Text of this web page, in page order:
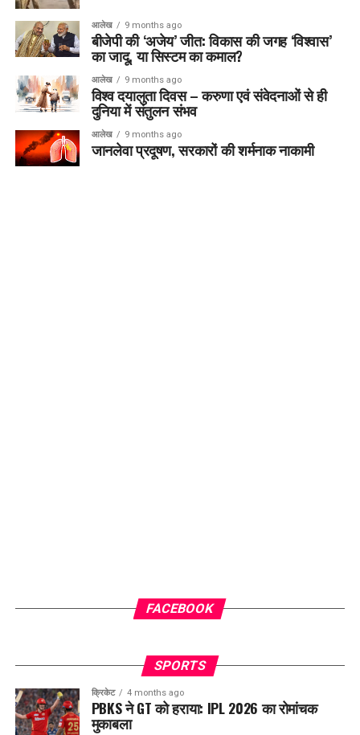
आलेख 9 months ago
बीजेपी की ‘अजेय’ जीत: विकास की जगह ‘विश्वास’
का जादू, या सिस्टम का कमाल?
आलेख 9 months ago
विश्व दयालुता दिवस – करुणा एवं संवेदनाओं से ही
दुनिया में संतुलन संभव
आलेख 9 months ago
जानलेवा प्रदूषण, सरकारों की शर्मनाक नाकामी
FACEBOOK
SPORTS
क्रिकेट 4 months ago
PBKS ने GT को हराया: IPL 2026 का रोमांचक
मुकाबला